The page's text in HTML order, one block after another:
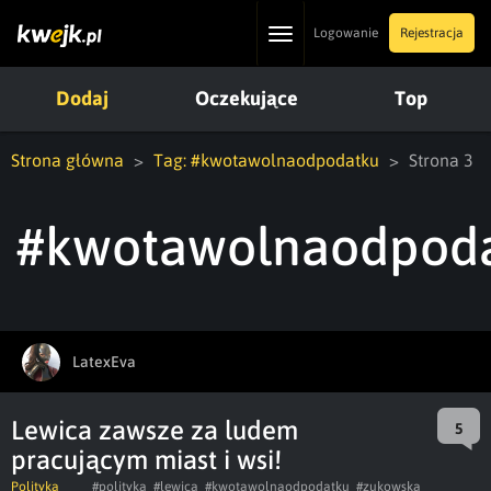
ToggleLogowanie Rejestracja
Dodaj Oczekujące Top
Strona główna Tag: #kwotawolnaodpodatku Strona 3
LatexEva
Lewica zawsze za ludem
pracującym miast i wsi!
5
Polityka #polityka #lewica #kwotawolnaodpodatku #zukowska